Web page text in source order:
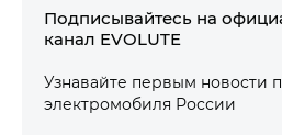
Подписывайтесь на
канал EVOLUTE
Узнавайте первым новости
электромобиля России